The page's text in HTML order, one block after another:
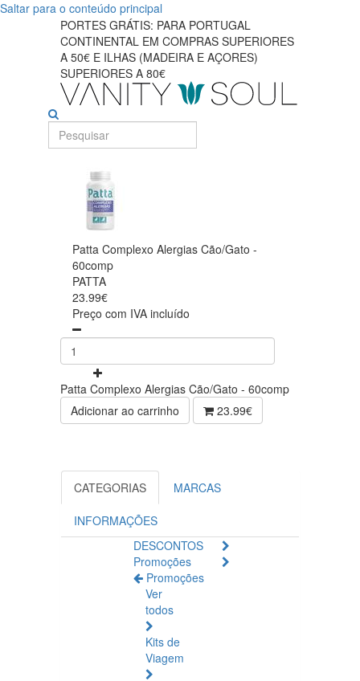
Saltar para o conteúdo principal
PORTES GRÁTIS: PARA PORTUGAL
CONTINENTAL EM COMPRAS SUPERIORES
A 50€ E ILHAS (MADEIRA E AÇORES)
SUPERIORES A 80€
Patta Complexo Alergias Cão/Gato -
60comp
PATTA
23.99€
Preço com IVA incluído
Patta Complexo Alergias Cão/Gato - 60comp
Adicionar ao carrinho
23.99€
CATEGORIAS MARCAS
INFORMAÇÕES
DESCONTOS
Promoções
Promoções
Ver
todos
Kits de
Viagem